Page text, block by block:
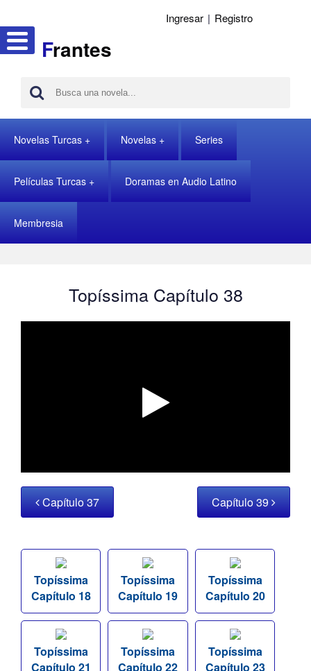
Frantes
Ingresar | Registro
Novelas Turcas Novelas Series
Películas Turcas Doramas en Audio Latino
Membresia
Topíssima Capítulo 38
Capítulo 37 Capítulo 39
Topíssima
Capítulo 18
Topíssima
Capítulo 19
Topíssima
Capítulo 20
Topíssima
Capítulo 21
Topíssima
Capítulo 22
Topíssima
Capítulo 23